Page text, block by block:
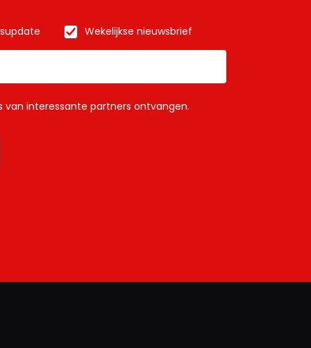
Wekelijkse nieuwsbrief
van interessante partners ontvangen.